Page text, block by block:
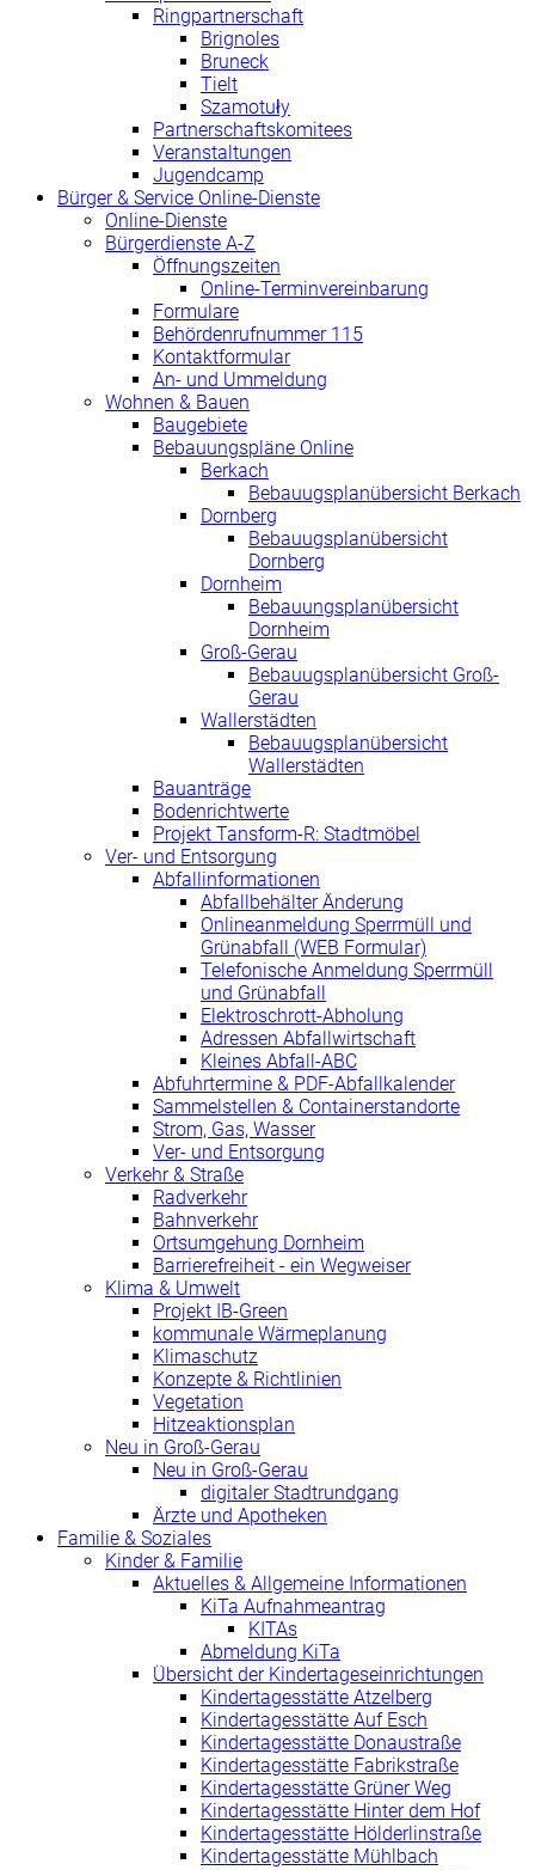
Ringpartnerschaft
Brignoles
Bruneck
Tielt
Szamotuły
Partnerschaftskomitees
Veranstaltungen
Jugendcamp
Bürger & Service Online-Dienste
Online-Dienste
Bürgerdienste A-Z
Öffnungszeiten
Online-Terminvereinbarung
Formulare
Behördenrufnummer 115
Kontaktformular
An- und Ummeldung
Wohnen & Bauen
Baugebiete
Bebauungspläne Online
Berkach
Bebauugsplanübersicht Berkach
Dornberg
Bebauugsplanübersicht
Dornberg
Dornheim
Bebauungsplanübersicht
Dornheim
Groß-Gerau
Bebauugsplanübersicht Groß-
Gerau
Wallerstädten
Bebauugsplanübersicht
Wallerstädten
Bauanträge
Bodenrichtwerte
Projekt Tansform-R: Stadtmöbel
Ver- und Entsorgung
Abfallinformationen
Abfallbehälter Änderung
Onlineanmeldung Sperrmüll und
Grünabfall (WEB Formular)
Telefonische Anmeldung Sperrmüll
und Grünabfall
Elektroschrott-Abholung
Adressen Abfallwirtschaft
Kleines Abfall-ABC
Abfuhrtermine & PDF-Abfallkalender
Sammelstellen & Containerstandorte
Strom, Gas, Wasser
Ver- und Entsorgung
Verkehr & Straße
Radverkehr
Bahnverkehr
Ortsumgehung Dornheim
Barrierefreiheit - ein Wegweiser
Klima & Umwelt
Projekt IB-Green
kommunale Wärmeplanung
Klimaschutz
Konzepte & Richtlinien
Vegetation
Hitzeaktionsplan
Neu in Groß-Gerau
Neu in Groß-Gerau
digitaler Stadtrundgang
Ärzte und Apotheken
Familie & Soziales
Kinder & Familie
Aktuelles & Allgemeine Informationen
KiTa Aufnahmeantrag
KITAs
Abmeldung KiTa
Übersicht der Kindertageseinrichtungen
Kindertagesstätte Atzelberg
Kindertagesstätte Auf Esch
Kindertagesstätte Donaustraße
Kindertagesstätte Fabrikstraße
Kindertagesstätte Grüner Weg
Kindertagesstätte Hinter dem Hof
Kindertagesstätte Hölderlinstraße
Kindertagesstätte Mühlbach